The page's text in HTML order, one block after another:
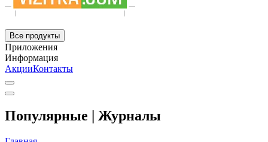
Все продукты
Приложения
Информация
АкцииКонтакты
Популярные | Журналы